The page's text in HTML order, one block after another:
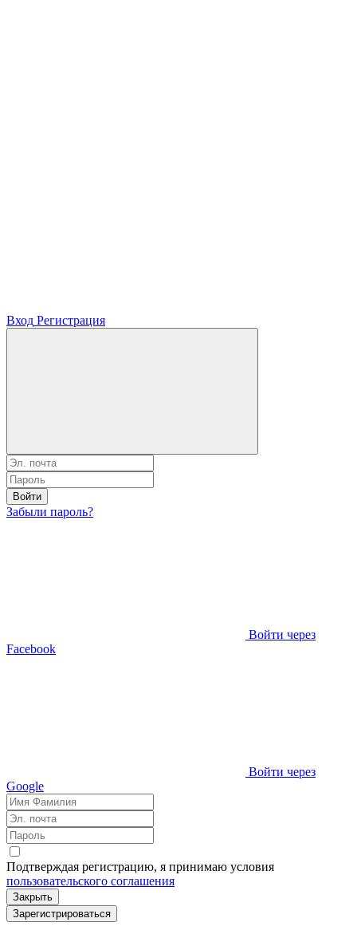
Вход Регистрация
Войти
Забыли пароль?
Войти через
Facebook
Войти через
Google
Подтверждая регистрацию, я принимаю условия
пользовательского соглашения
Закрыть
Зарегистрироваться